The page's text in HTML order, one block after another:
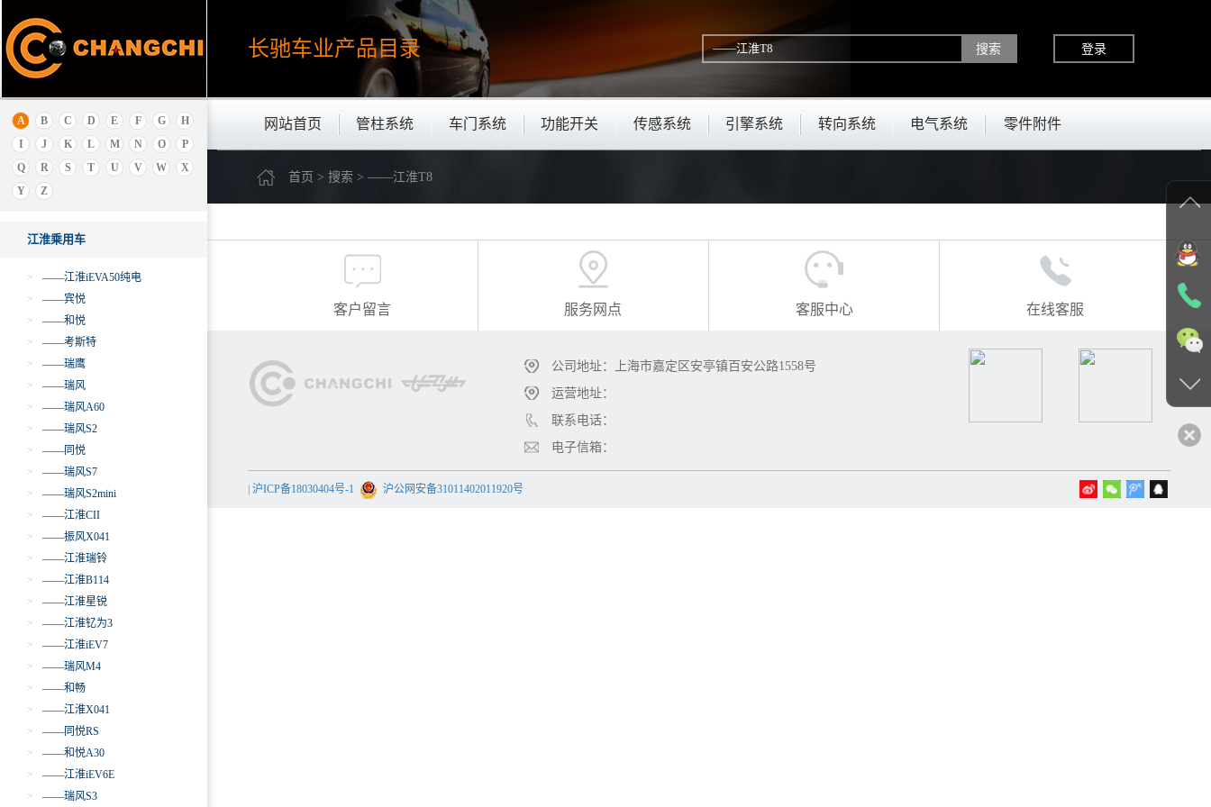
长驰车业产品目录 登录
网站首页 管柱系统 车门系统 功能开关 传感系统 引擎系统 转向系统 电气系统 零件附件
A B C D E F G
H
I
J K L M N O
P
Q
R S T U V W
X
Y
Z
极狐ARCFOX
金杯
金龙
金旅
解放
江西五十铃
江铃乘用车
江淮商用车
江淮乘用车
>
——江淮iEVA50纯电
>
——宾悦
>
——和悦
>
——考斯特
>
——瑞鹰
>
——瑞风
>
——瑞风A60
>
——瑞风S2
>
——同悦
>
——瑞风S7
>
——瑞风S2mini
>
——江淮CII
>
——振风X041
>
——江淮瑞铃
>
——江淮B114
>
——江淮星锐
>
——江淮钇为3
>
——江淮iEV7
>
——瑞风M4
>
——和畅
>
——江淮X041
>
——同悦RS
>
——和悦A30
>
——江淮iEV6E
>
——瑞风S3
首页 > 搜索 > ——江淮T8
客户留言 服务网点 客服中心 在线客服
公司地址：上海市嘉定区安亭镇百安公路1558号
运营地址：
联系电话：
电子信箱：
沪ICP备18030404号-1 沪公网安备31011402011920号